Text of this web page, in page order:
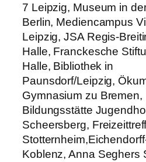
7 Leipzig, Museum in
Berlin, Mediencampus
Leipzig, JSA Regis-
Halle, Franckesche
Halle, Bibliothek in
Paunsdorf/Leipzig,
Gymnasium zu Bremen,
Bildungsstätte
Scheersberg,
Koblenz, Anna Seghers